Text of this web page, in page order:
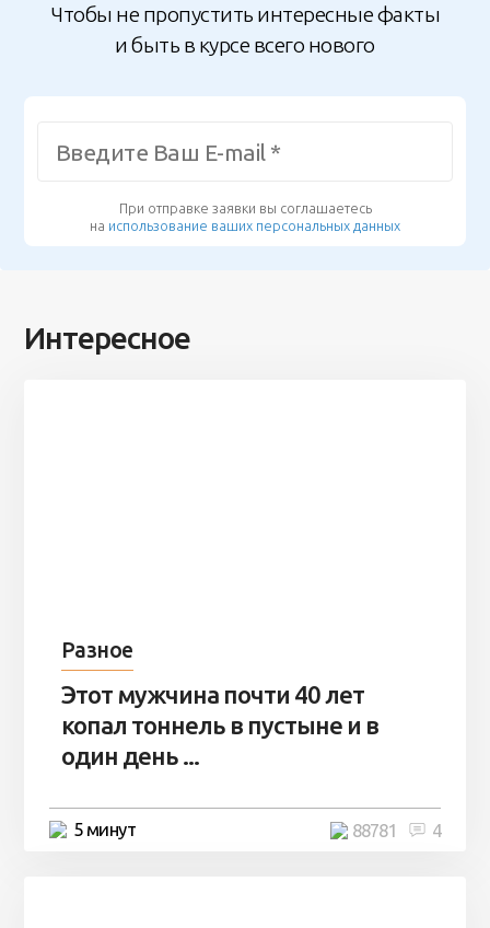
Чтобы не пропустить интересные факты
и быть в курсе всего нового
При отправке заявки вы соглашаетесь
на использование ваших персональных данных
Интересное
Разное
Этот мужчина почти 40 лет
копал тоннель в пустыне и в
один день ...
5 минут 4
88781